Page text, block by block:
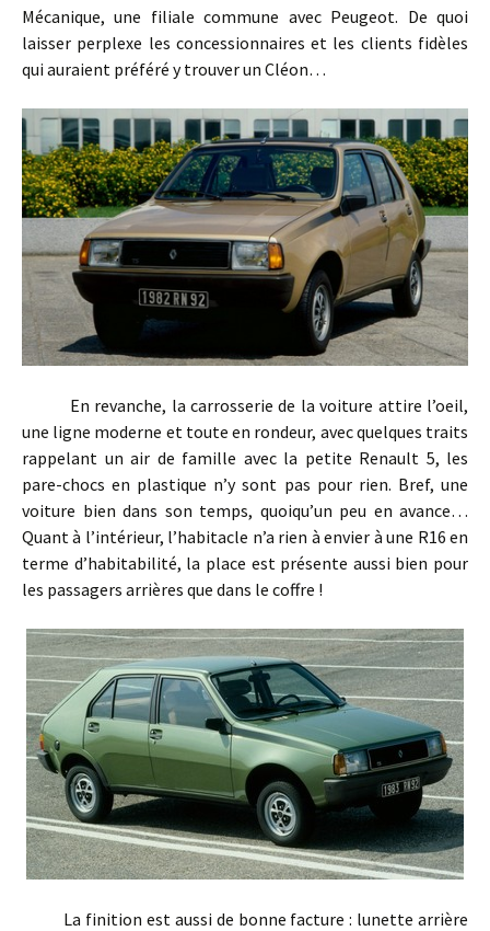
Mécanique, une filiale commune avec Peugeot. De quoi
laisser perplexe les concessionnaires et les clients fidèles
qui auraient préféré y trouver un Cléon…
En revanche, la carrosserie de la voiture attire l’oeil,
une ligne moderne et toute en rondeur, avec quelques traits
rappelant un air de famille avec la petite Renault 5, les
pare-chocs en plastique n’y sont pas pour rien. Bref, une
voiture bien dans son temps, quoiqu’un peu en avance…
Quant à l’intérieur, l’habitacle n’a rien à envier à une R16 en
terme d’habitabilité, la place est présente aussi bien pour
les passagers arrières que dans le coffre !
La finition est aussi de bonne facture : lunette arrière